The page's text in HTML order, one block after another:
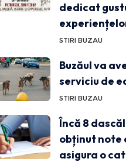
dedicat
STIRI BUZAU
Buzăul va
serviciu de
STIRI BUZAU
Încă 8
obținut note
asigura o